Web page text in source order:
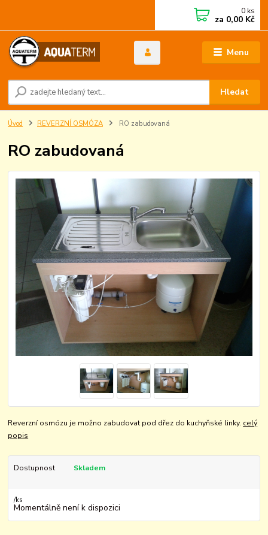
Menu
Hledat
0 ks
za 0,00 Kč
Úvod REVERZNÍ OSMÓZA RO zabudovaná
RO zabudovaná
Reverzní osmózu je možno zabudovat pod dřez do kuchyňské linky. celý
popis
Dostupnost Skladem
/ks
Momentálně není k dispozici